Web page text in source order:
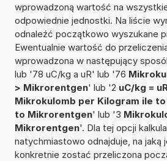
wprowadzoną wartość na
odpowiednie jednostki. Na liście
odnaleźć początkowo wyszukane
Ewentualnie wartość do
wprowadzona w następujący
lub '78 uC/kg a uR' lub '76
> Mikrorentgen' lub '2 uC/kg =
Mikrokulomb per Kilogram ile to
to Mikrorentgen' lub '3
Mikrorentgen'. Dla tej opcji
natychmiastowo odnajduje, na jaką
konkretnie zostać przeliczona